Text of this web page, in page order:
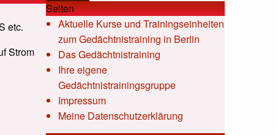
etc.
Strom
Seiten
Aktuelle Kurse und Trainingseinheiten
zum Gedächtnistraining in Berlin
Das Gedächtnistraining
Ihre eigene
Gedächtnistrainingsgruppe
Impressum
Meine Datenschutzerklärung